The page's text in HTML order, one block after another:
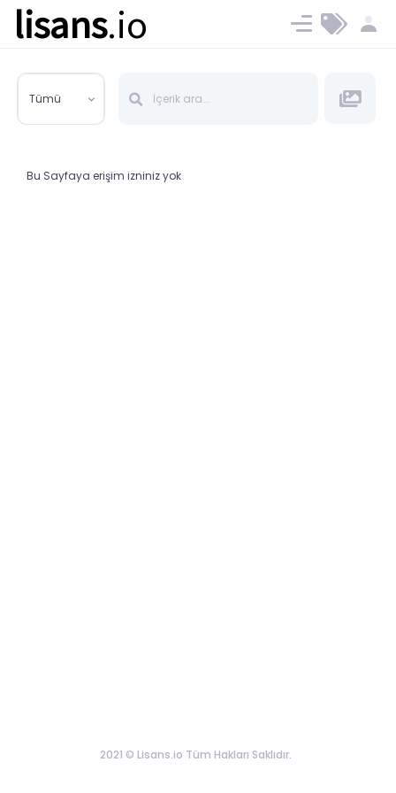
lisans.io Ücret ve Planlar
Tümü
Bu Sayfaya erişim izniniz yok
2021 © Lisans.io Tüm Hakları Saklıdır.